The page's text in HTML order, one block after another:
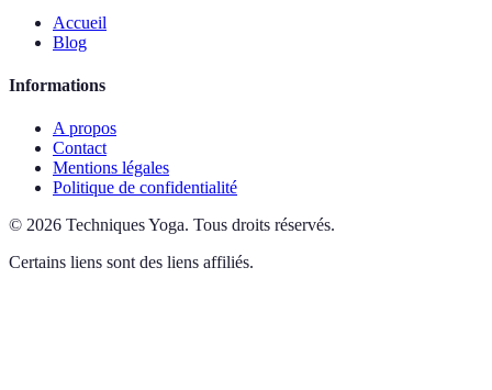
Accueil
Blog
Informations
A propos
Contact
Mentions légales
Politique de confidentialité
© 2026 Techniques Yoga. Tous droits réservés.
Certains liens sont des liens affiliés.